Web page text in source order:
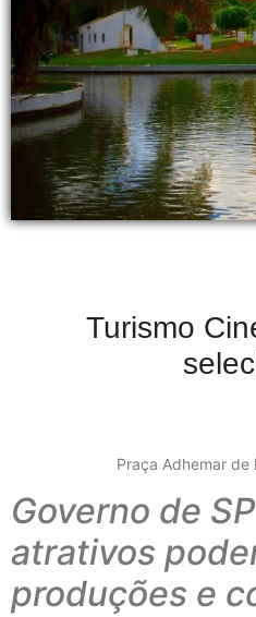
Turismo
Praça Adhemar de
Governo de
atrativos
produções e